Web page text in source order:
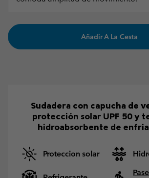
Añadir A La Cesta
Sudadera con capucha de
protección solar UPF 50 y
hidroabsorbente de
Proteccion solar